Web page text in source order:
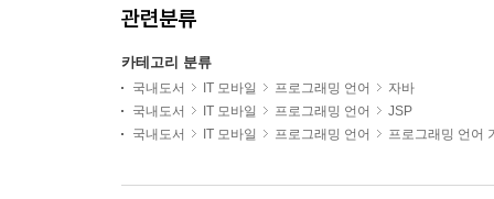
관련분류
카테고리 분류
국내도서 IT 모바일 프로그래밍 언어
자바
국내도서
IT 모바일 프로그래밍 언어
JSP
국내도서
IT 모바일 프로그래밍 언어 프로그래밍 언어